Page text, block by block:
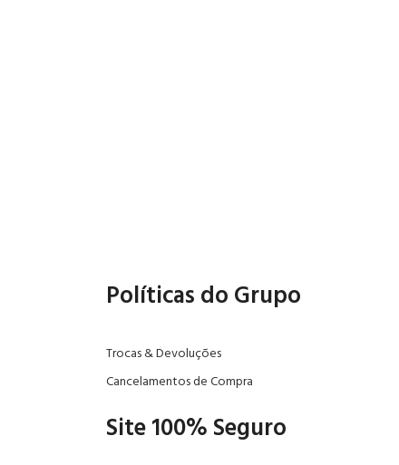
Políticas do Grupo
Trocas & Devoluções
Cancelamentos de Compra
Site 100% Seguro